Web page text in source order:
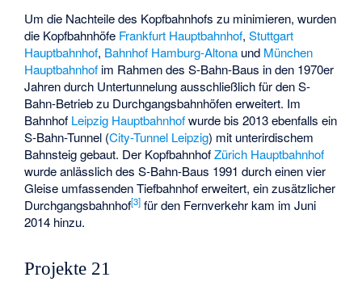
Um die Nachteile des Kopfbahnhofs zu minimieren, wurden
die Kopfbahnhöfe Frankfurt Hauptbahnhof,Stuttgart
Hauptbahnhof, Bahnhof Hamburg-Altona und München
Hauptbahnhof im Rahmen des S-Bahn-Baus in den 1970er
Jahren durch Untertunnelung ausschließlich für den S-
Bahn-Betrieb zu Durchgangsbahnhöfen erweitert. Im
Bahnhof Leipzig Hauptbahnhofwurde bis 2013 ebenfalls ein
S-Bahn-Tunnel (City-Tunnel Leipzig) mit unterirdischem
Bahnsteig gebaut. Der KopfbahnhofZürich Hauptbahnhof
wurde anlässlich des S-Bahn-Baus 1991 durch einen vier
Gleise umfassenden Tiefbahnhof erweitert, ein zusätzlicher
Durchgangsbahnhof[3] für den Fernverkehr kam im Juni
2014 hinzu.
Projekte 21